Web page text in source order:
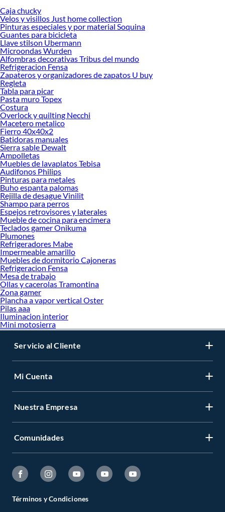
Desde remodelaciones hasta proyectos de decoración, estamos aquí para hacer
tus ideas realidad. ¡Visítanos y encuentra todo lo que tenemos para ofrecerte en
Parrillas Eléctricas!
Explora la variedad de productos de Parrillas Eléctricas en Sodimac
Herramientas, materiales y accesorios de calidad para tus proyectos y
renovación de espacios. ¡Visítanos y descubre todo lo que tenemos para
ofrecerte!
Encuentra una amplia variedad de productos de Parrillas Eléctricas en Sodimac.
Encuentra todo lo necesario para tus proyectos de renovación y decoración.
¡Visítanos y haz tus ideas realidad!
Caja chucky
Velos y visillos Just home collection
Pinturas especiales y por material Soquina
Guantes para bicicleta
Llave stilson Ubermann
Microondas Wurden
Alfombras decorativas Tribus del mundo
Refrigeracion Fensa
Zapateros y organizadores de zapatos U buy
Regleta
Tabla para picar
Pasta muro Topex
Costura
Overlock y quilting Necchi
Macetero metalico
Fierro 40x40x2
Batidoras manuales
Sierra sable Dewalt
Ampolletas
Muebles de lavaplatos Tebisa
Audifonos Philips
Pinturas para metales
Buho espanta palomas
Rejilla de desague Vinilit
Shampo para perros
Espejos retrovisores y laterales
Mueble de cocina para encimera
Teclados gamer Onikuma
Plumones
Refrigeradores Mabe
Impermeable amarillo
Muebles de dormitorio Cajoneras
Refrigeracion Fensa
Mesa de trabajo
Ollas y cacerolas Tramontina
Zona gamer
Plancha a vapor vertical Oster
Pilas aaa
Iluminacion interior
Mini motosierra
Servicio al Cliente
Mi Cuenta
Nuestra Empresa
Comunidades
Términos y Condiciones